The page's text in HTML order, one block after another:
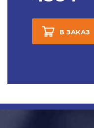
В ЗАКАЗ